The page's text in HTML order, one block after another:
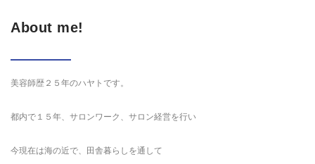
About me!
美容師歴２５年のハヤトです。
都内で１５年、サロンワーク、サロン経営を行い
今現在は海の近で、田舎暮らしを通して